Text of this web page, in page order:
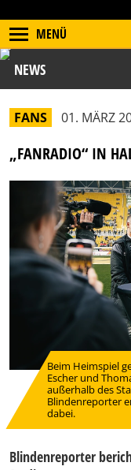
MENÜ
NEWS
FANS 01. MÄRZ
„FANRADIO“ IN
Beim Heimspiel
Escher und
außerhalb des
Blindenreporter
dabei.
Blindenreporter